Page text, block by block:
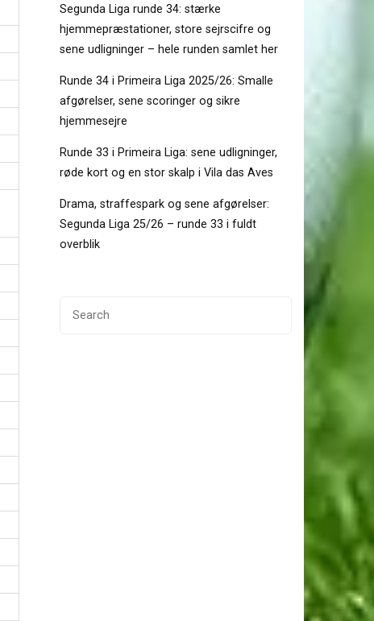
Segunda Liga runde 34: stærke
hjemmepræstationer, store sejrscifre og
sene udligninger – hele runden samlet her
Runde 34 i Primeira Liga 2025/26: Smalle
afgørelser, sene scoringer og sikre
hjemmesejre
Runde 33 i Primeira Liga: sene udligninger,
røde kort og en stor skalp i Vila das Aves
Drama, straffespark og sene afgørelser:
Segunda Liga 25/26 – runde 33 i fuldt
overblik